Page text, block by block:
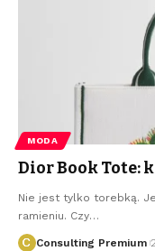
MODA
Dior Book Tote:
Nie jest tylko torebką.
ramieniu. Czy…
Consulting Premium